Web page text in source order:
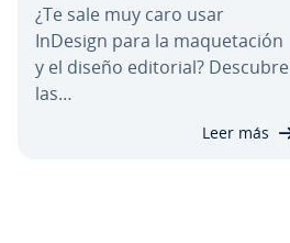
¿Te sale muy caro usar
InDesign para la ma­que­ta­ción
y el diseño editorial? Descubre
las…
Leer más